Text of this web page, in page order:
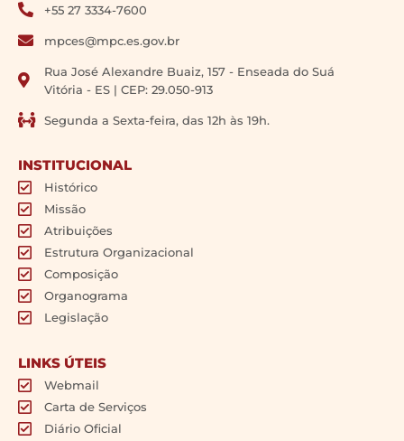
+55 27 3334-7600
mpces@mpc.es.gov.br
Rua José Alexandre Buaiz, 157 - Enseada do Suá
Vitória - ES | CEP: 29.050-913
Segunda a Sexta-feira, das 12h às 19h.
INSTITUCIONAL
Histórico
Missão
Atribuições
Estrutura Organizacional
Composição
Organograma
Legislação
LINKS ÚTEIS
Webmail
Carta de Serviços
Diário Oficial